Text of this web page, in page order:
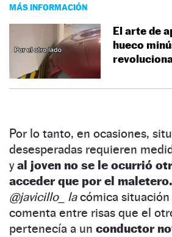
MÁS INFORMACIÓN
El arte de
hueco
Por lo tanto, en ocasiones,
desesperadas requieren
yal joven no se le ocurrió
acceder que por el maletero.
@javicillo_ lacómica situación
comenta entre risas que el
pertenecía a un conductor